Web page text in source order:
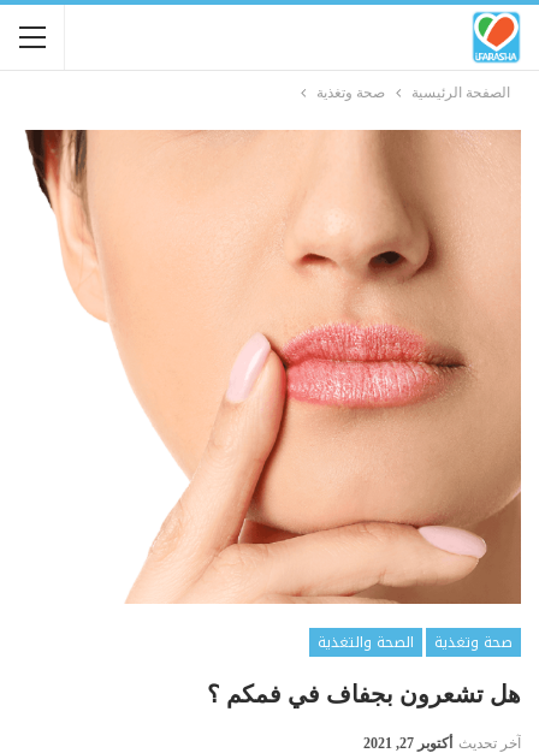
الصفحة الرئيسية صحة وتغذية
صحة وتغذية
الصحة والتغذية
هل تشعرون بجفاف في فمكم ؟
آخر تحديث أكتوبر 27, 2021